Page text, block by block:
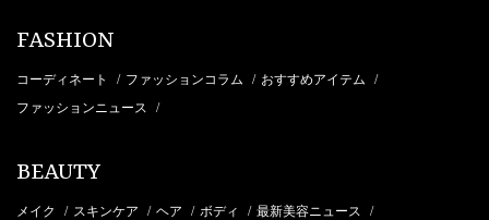
FASHION
コーディネート / ファッションコラム / おすすめアイテム /
ファッションニュース /
BEAUTY
メイク / スキンケア / ヘア / ボディ / 最新美容ニュース /